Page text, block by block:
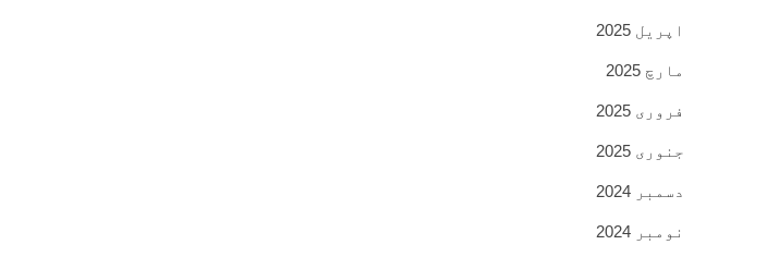
اپریل 2025
مارچ 2025
فروری 2025
جنوری 2025
دسمبر 2024
نومبر 2024